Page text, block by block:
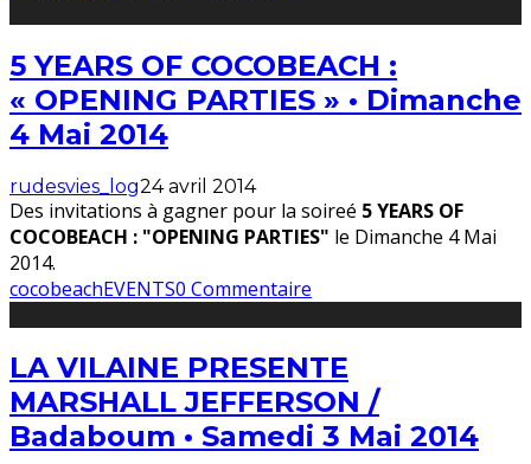
5 YEARS OF COCOBEACH :
« OPENING PARTIES » • Dimanche
4 Mai 2014
rudesvies_log24 avril 2014
Des invitations à gagner pour la soireé 5 YEARS OF
COCOBEACH : "OPENING PARTIES" le Dimanche 4 Mai
2014.
cocobeachEVENTS0 Commentaire
LA VILAINE PRESENTE
MARSHALL JEFFERSON /
Badaboum • Samedi 3 Mai 2014